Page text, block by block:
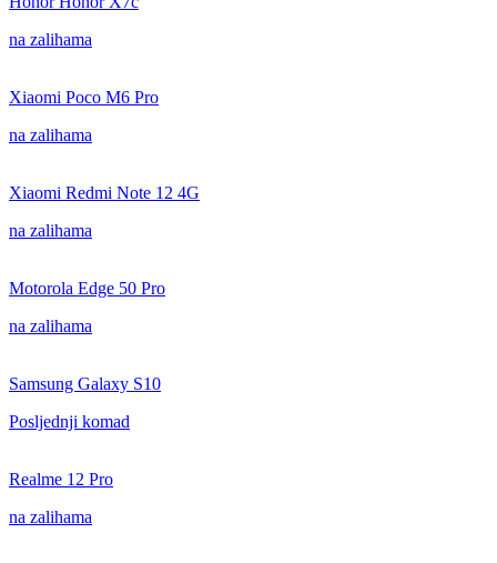
na zalihama
Xiaomi Poco M6 Pro
na zalihama
Xiaomi Redmi Note 12 4G
na zalihama
Motorola Edge 50 Pro
na zalihama
Samsung Galaxy S10
Posljednji komad
Realme 12 Pro
na zalihama